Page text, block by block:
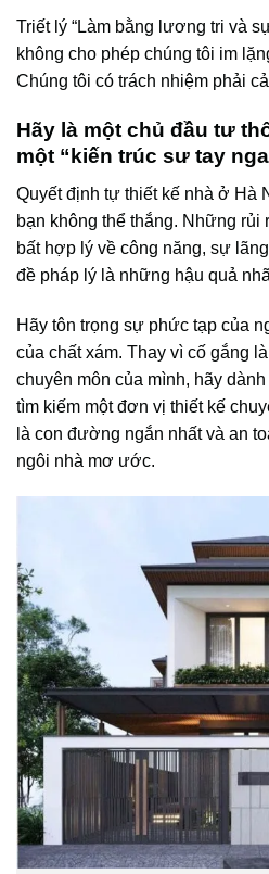
Triết lý “Làm bằng lương tri và
không cho phép chúng tôi im
Chúng tôi có trách nhiệm phải
Hãy là một chủ đầu tư
một “kiến trúc sư tay
Quyết định tự thiết kế nhà ở Hà
bạn không thể thắng. Những rủi
bất hợp lý về công năng, sự
đề pháp lý là những hậu quả
Hãy tôn trọng sự phức tạp của
của chất xám. Thay vì cố gắng
chuyên môn của mình, hãy
tìm kiếm một đơn vị thiết kế
là con đường ngắn nhất và an
ngôi nhà mơ ước.